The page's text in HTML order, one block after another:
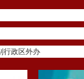
行政区外办